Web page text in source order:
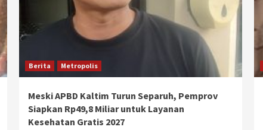
Berita Metropolis
Meski APBD Kaltim Turun Separuh, Pemprov
Siapkan Rp49,8 Miliar untuk Layanan
Kesehatan Gratis 2027